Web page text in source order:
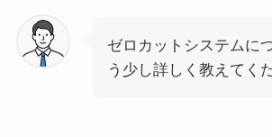
ゼロカットシステムに
う少し詳しく教えてく